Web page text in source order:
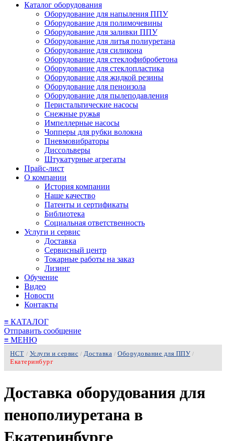
Каталог оборудования
Оборудование для напыления ППУ
Оборудование для полимочевины
Оборудование для заливки ППУ
Оборудование для литья полиуретана
Оборудование для силикона
Оборудование для стеклофибробетона
Оборудование для стеклопластика
Оборудование для жидкой резины
Оборудование для пеноизола
Оборудование для пылеподавления
Перистальтические насосы
Снежные ружья
Импеллерные насосы
Чопперы для рубки волокна
Пневмовибраторы
Диссольверы
Штукатурные агрегаты
Прайс-лист
О компании
История компании
Наше качество
Патенты и сертификаты
Библиотека
Социальная ответственность
Услуги и сервис
Доставка
Сервисный центр
Токарные работы на заказ
Лизинг
Обучение
Видео
Новости
Контакты
≡ КАТАЛОГ
Отправить сообщение
≡ МЕНЮ
НСТ / Услуги и сервис / Доставка / Оборудование для ППУ /
Екатеринбург
Доставка оборудования для
пенополиуретана в
Екатеринбурге